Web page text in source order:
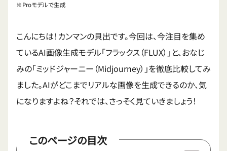
※Proモデルで生成
こんにちは！カンマンの貝出です。今回は、今注目を集め
ているAI画像生成モデル「フラックス（FLUX）」と、おなじ
みの「ミッドジャーニー（Midjourney）」を徹底比較してみ
ました。AIがどこまでリアルな画像を生成できるのか、気
になりますよね？それでは、さっそく見ていきましょう！
このページの目次